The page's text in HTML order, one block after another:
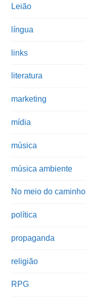
Leião
língua
links
literatura
marketing
mídia
música
música ambiente
No meio do caminho
política
propaganda
religião
RPG